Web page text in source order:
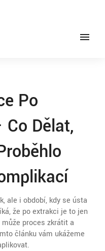
Po
Dělat,
ale i období, kdy se ústa
že po extrakci je to jen
proces zkrátit a
článku vám ukážeme